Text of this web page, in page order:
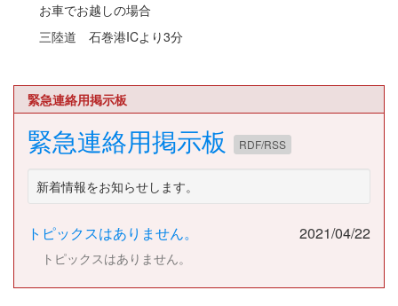
お車でお越しの場合
三陸道 石巻港ICより3分
緊急連絡用掲示板
緊急連絡用掲示板 RDF/RSS
新着情報をお知らせします。
トピックスはありません。 2021/04/22
トピックスはありません。